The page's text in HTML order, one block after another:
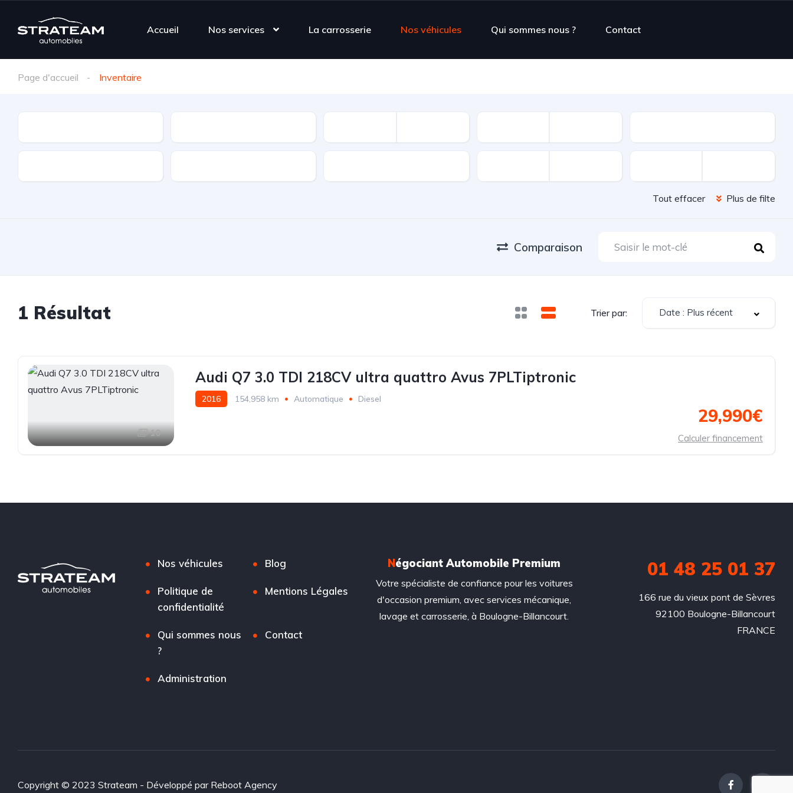
Accueil Nos services La carrosserie Nos véhicules Qui sommes nous ? Contact
Page d'accueil Inventaire
Tout effacer Plus de filte
Comparaison
1 Résultat Trier par: Date : Plus récent
10
Audi Q7 3.0 TDI 218CV ultra quattro Avus 7PLTiptronic
2016 154,958 km Automatique Diesel
29,990€
Calculer financement
Nos véhicules Blog
Politique de
confidentialité
Mentions Légales
Qui sommes nous
?
Contact
Administration
Négociant Automobile Premium
Votre spécialiste de confiance pour les voitures
d'occasion premium, avec services mécanique,
lavage et carrosserie, à Boulogne-Billancourt.
01 48 25 01 37
166 rue du vieux pont de Sèvres
92100 Boulogne-Billancourt
FRANCE
Copyright © 2023 Strateam - Développé par Reboot Agency